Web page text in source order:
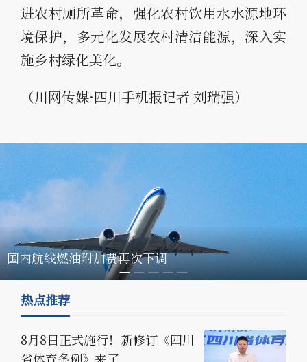
进农村厕所革命，强化农村饮用水水源地环
境保护，多元化发展农村清洁能源，深入实
施乡村绿化美化。
（川网传媒·四川手机报记者 刘瑞强）
国内航线燃油附加费再次下调
热点推荐
8月8日正式施行！新修订《四川